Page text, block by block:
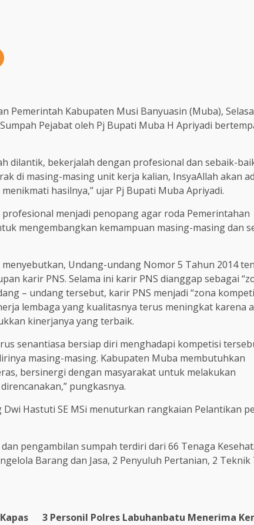
Pemerintah Kabupaten Musi Banyuasin (Muba),
Pejabat oleh Pj Bupati Muba H Apriyadi
dilantik, bekerjalah dengan profesional dan sebaik-
di masing-masing unit kerja kalian, InsyaAllah akan
hasilnya,” ujar Pj Bupati Muba Apriyadi.
menjadi penopang agar roda Pemerintahan
mengembangkan kemampuan masing-masing dan
Undang-undang Nomor 5 Tahun 2014
karir PNS. Selama ini karir PNS dianggap sebagai
– undang tersebut, karir PNS menjadi “zona
lembaga yang kualitasnya terus meningkat karena
kinerjanya yang terbaik.
senantiasa bersiap diri menghadapi kompetisi
masing-masing. Kabupaten Muba membutuhkan
bersinergi dengan masyarakat untuk melakukan
pungkasnya.
Dwi Hastuti SE MSi menuturkan rangkaian Pelantikan
pengambilan sumpah terdiri dari 66 Tenaga
Barang dan Jasa, 2 Penyuluh Pertanian, 2 Teknik
3 Personil Polres Labuhanbatu Menerima